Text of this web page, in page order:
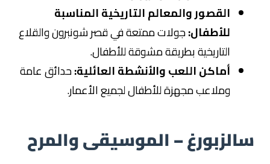
القصور والمعالم التاريخية المناسبة
للأطفال:جولات ممتعة في قصر شونبرون والقلاع
التاريخية بطريقة مشوقة للأطفال.
أماكن اللعب والأنشطة العائلية:حدائق عامة
وملاعب مجهزة للأطفال لجميع الأعمار.
سالزبورغ – الموسيقى والمرح